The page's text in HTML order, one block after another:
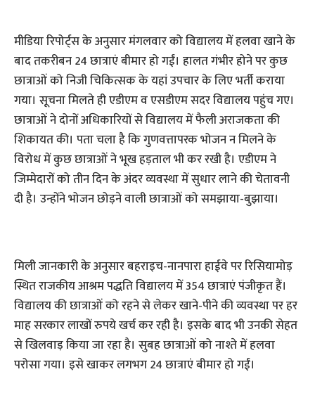
मीडिया रिपोर्ट्स के अनुसार मंगलवार को विद्यालय में हलवा खाने के
बाद तकरीबन 24 छात्राएं बीमार हो गईं। हालत गंभीर होने पर कुछ
छात्राओं को निजी चिकित्सक के यहां उपचार के लिए भर्ती कराया
गया। सूचना मिलते ही एडीएम व एसडीएम सदर विद्यालय पहुंच गए।
छात्राओं ने दोनों अधिकारियों से विद्यालय में फैली अराजकता की
शिकायत की। पता चला है कि गुणवत्तापरक भोजन न मिलने के
विरोध में कुछ छात्राओं ने भूख हड़ताल भी कर रखी है। एडीएम ने
जिम्मेदारों को तीन दिन के अंदर व्यवस्था में सुधार लाने की चेतावनी
दी है। उन्होंने भोजन छोड़ने वाली छात्राओं को समझाया-बुझाया।
मिली जानकारी के अनुसार बहराइच-नानपारा हाईवे पर रिसियामोड़
स्थित राजकीय आश्रम पद्धति विद्यालय में 354 छात्राएं पंजीकृत हैं।
विद्यालय की छात्राओं को रहने से लेकर खाने-पीने की व्यवस्था पर हर
माह सरकार लाखों रुपये खर्च कर रही है। इसके बाद भी उनकी सेहत
से खिलवाड़ किया जा रहा है। सुबह छात्राओं को नाश्ते में हलवा
परोसा गया। इसे खाकर लगभग 24 छात्राएं बीमार हो गईं।